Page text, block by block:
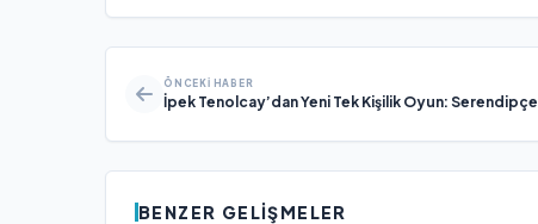
ÖNCEKI HABER
İpek Tenolcay’dan Yeni Tek Kişilik Oyun: Serendipçe
BENZER GELIŞMELER